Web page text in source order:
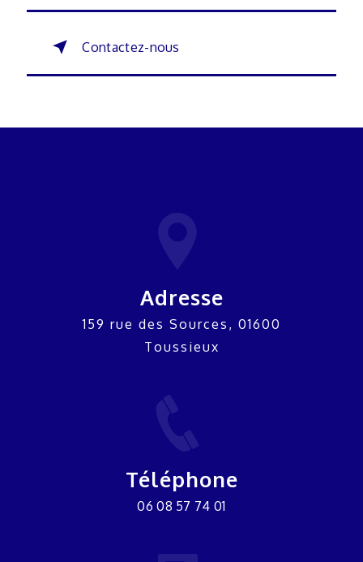
Contactez-nous
Adresse
159 rue des Sources, 01600
Toussieux
Téléphone
06 08 57 74 01